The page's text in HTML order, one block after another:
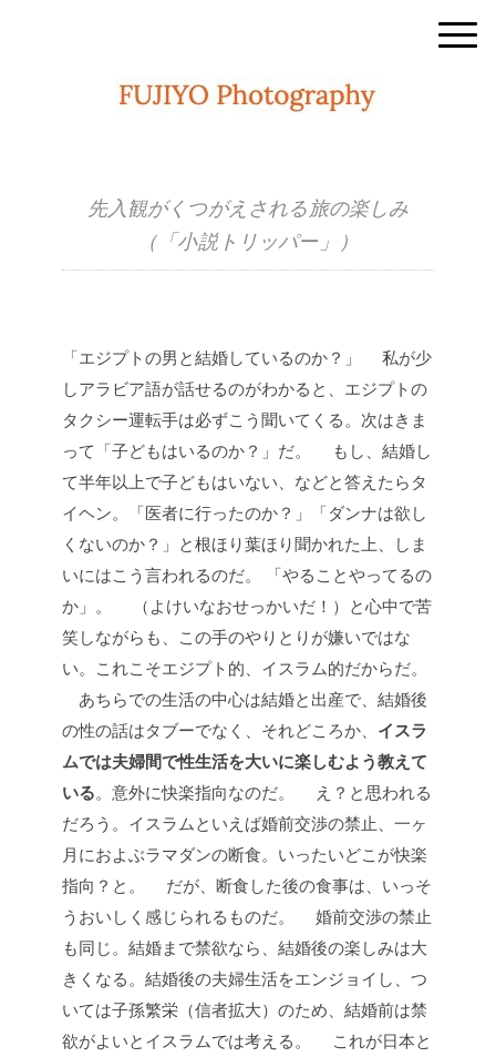
先入観がくつがえされる旅の楽しみ
（「小説トリッパー」）
「エジプトの男と結婚しているのか？」
私が少
しアラビア語が話せるのがわかると、エジプトの
タクシー運転手は必ずこう聞いてくる。次はきま
って「子どもはいるのか？」だ。
もし、結婚し
て半年以上で子どもはいない、などと答えたらタ
イヘン。「医者に行ったのか？」「ダンナは欲し
くないのか？」と根ほり葉ほり聞かれた上、しま
いにはこう言われるのだ。
「やることやってるの
か」。
（よけいなおせっかいだ！）と心中で苦
笑しながらも、この手のやりとりが嫌いではな
い。これこそエジプト的、イスラム的だからだ。
あちらでの生活の中心は結婚と出産で、結婚後
の性の話はタブーでなく、それどころか、 イスラ
ムでは夫婦間で性生活を大いに楽しむよう教えて
いる。意外に快楽指向なのだ。
え？と思われる
だろう。イスラムといえば婚前交渉の禁止、一ヶ
月におよぶラマダンの断食。いったいどこが快楽
指向？と。
だが、断食した後の食事は、いっそ
うおいしく感じられるものだ。
婚前交渉の禁止
も同じ。結婚まで禁欲なら、結婚後の楽しみは大
きくなる。結婚後の夫婦生活をエンジョイし、つ
いては子孫繁栄（信者拡大）のため、結婚前は禁
欲がよいとイスラムでは考える。
これが日本と